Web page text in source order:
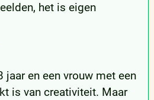
het is eigen
jaar en een vrouw met een
is van creativiteit. Maar